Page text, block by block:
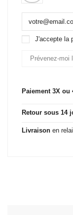
J'accepte la
Paiement 3X ou
Retour sous 14
Livraison en